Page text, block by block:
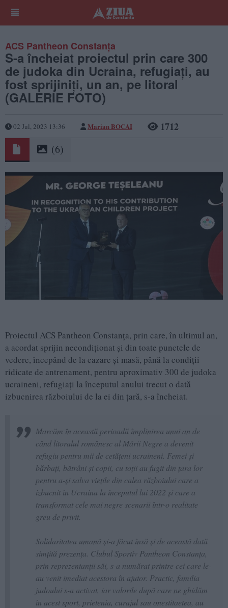
ACS Pantheon Constanța
S-a încheiat proiectul prin care 300
de judoka din Ucraina, refugiați, au
fost sprijiniți, un an, pe litoral
(GALERIE FOTO)
02 Jul, 2023 13:36 Marian BOCAI 1712
(6)
Proiectul ACS Pantheon Constanța, prin care, în ultimul an,
a acordat sprijin necondiționat și din toate punctele de
vedere, începând de la cazare și masă, până la condiții
ridicate de antrenament, pentru aproximativ 300 de judoka
ucraineni, refugiați la începutul anului trecut o dată
izbucnirea războiului de la ei din țară, s-a încheiat.
Marcăm în această perioadă împlinirea unui an de
când litoralul românesc al Mării Negre a devenit
refugiu pentru mii de cetățeni ucraineni. Femei și
bărbați, bătrâni și copii, cu toții au fugit din țara lor
pentru a-și salva viețile din calea războiului care a
izbucnit în Ucraina la începutul lui 2022 și care a
transformat cele mai negre scenarii într-o realitate
greu de privit.
Solidaritatea umană și-a făcut însă și de această dată
simțită prezența. Clubul Sportiv Pantheon Constanța,
prin reprezentanții săi, s-a numărat printre cei care le-
au venit imediat acestora în ajutor. Practic, familia
judoului s-a activat, iar valorile după care ne ghidăm
în acest sport, prietenia, curajul sau onestitaetea, au